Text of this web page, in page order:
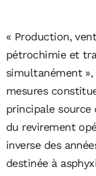
« Production,
pétrochimie et
simultanément »,
mesures
principale source
du revirement
inverse des
destinée à